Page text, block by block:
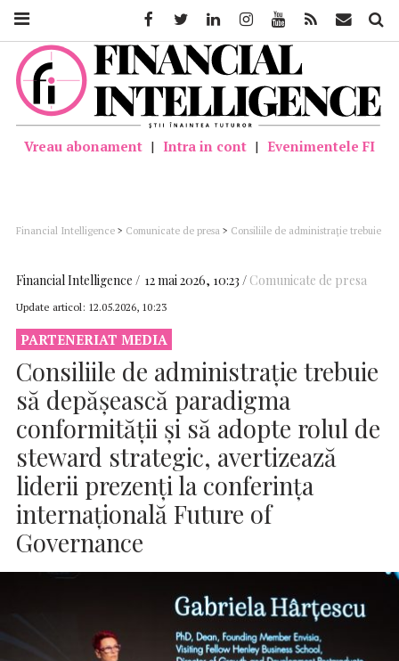
Vreau abonament | Intra in cont | Evenimentele FI
Financial Intelligence > Comunicate de presa > Consiliile de administrație trebuie
Financial Intelligence 12 mai 2026, 10:23 Comunicate de presa
Update articol: 12.05.2026, 10:23
PARTENERIAT MEDIA
Consiliile de administrație trebuie
să depășească paradigma
conformității și să adopte rolul de
steward strategic, avertizează
liderii prezenți la conferința
internațională Future of
Governance
FacebookTwitter LinkedinInstagramYoutube Feed Mail